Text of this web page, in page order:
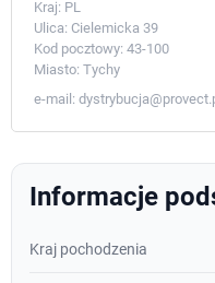
Kraj: PL
Ulica: Cielemicka 39
Kod pocztowy: 43-100
Miasto: Tychy
e-mail:
Informacje
Kraj pochodzenia